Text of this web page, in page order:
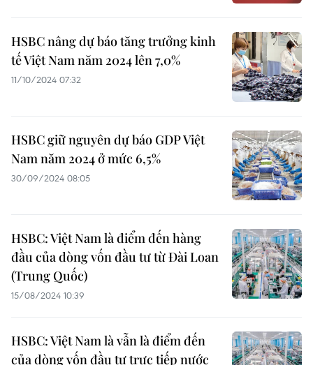
HSBC nâng dự báo tăng trưởng kinh
tế Việt Nam năm 2024 lên 7,0%
11/10/2024 07:32
HSBC giữ nguyên dự báo GDP Việt
Nam năm 2024 ở mức 6,5%
30/09/2024 08:05
HSBC: Việt Nam là điểm đến hàng
đầu của dòng vốn đầu tư từ Đài Loan
(Trung Quốc)
15/08/2024 10:39
HSBC: Việt Nam là vẫn là điểm đến
của dòng vốn đầu tư trực tiếp nước